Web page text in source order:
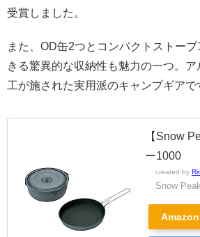
受賞しました。
また、OD缶2つとコンパクトストー
きる驚異的な収納性も魅力の一つ。
工が施された実用派のキャンプギアで
【Snow
ー1000
created by
Snow
Amazon